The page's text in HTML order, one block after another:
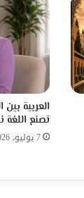
العربية
تصنع اللغة
7 يوليو، 2026